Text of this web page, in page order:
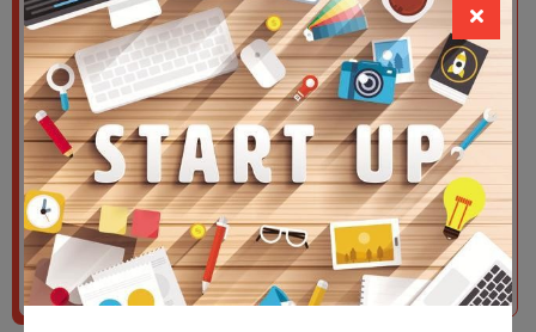
email của bạn!
Xem chính xác các doanh nghiệp trực tuyến trên thế giới đạt
doanh thu hàng triệu USD như thế nào. Những câu chuyện có
thật từ những người sáng lập thực sự, những người sẵn sàng
chia sẻ thật lòng từ những ý tưởng khởi đầu - cho đến số tiền
chính xác mà họ đang kiếm được.
Tham gia ngay